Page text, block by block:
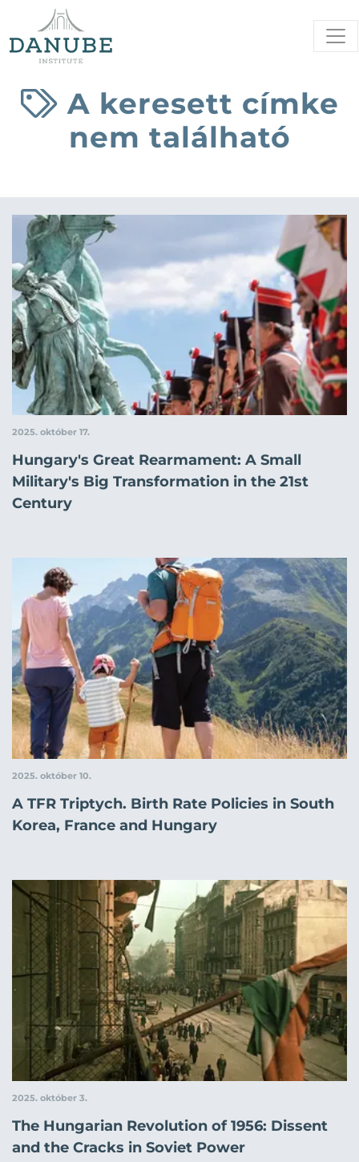
A keresett címke
nem található
2025. október 17.
Hungary's Great Rearmament: A Small
Military's Big Transformation in the 21st
Century
2025. október 10.
A TFR Triptych. Birth Rate Policies in South
Korea, France and Hungary
2025. október 3.
The Hungarian Revolution of 1956: Dissent
and the Cracks in Soviet Power